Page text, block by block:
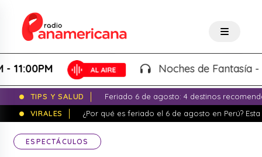
Noches de Fantasía -
TIPS Y SALUD
Feriado 6 de agosto: 4 destinos
VIRALES
¿Por qué es feriado el 6 de agosto en Perú?
ESPECTÁCULOS